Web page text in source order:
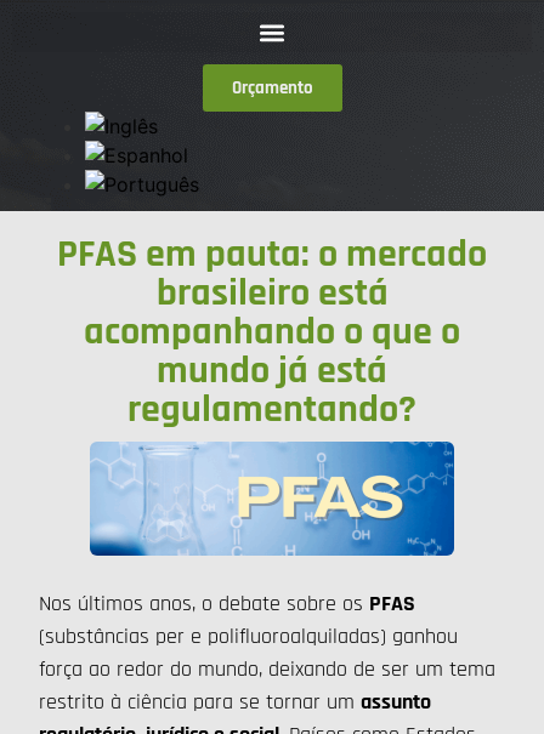
Orçamento
PFAS em pauta: o mercado
brasileiro está
acompanhando o que o
mundo já está
regulamentando?
Nos últimos anos, o debate sobre os PFAS
(substâncias per e polifluoroalquiladas) ganhou
força ao redor do mundo, deixando de ser um tema
restrito à ciência para se tornar umassunto